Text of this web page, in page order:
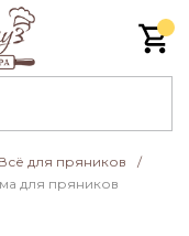
Всё для пряников
/
для пряников